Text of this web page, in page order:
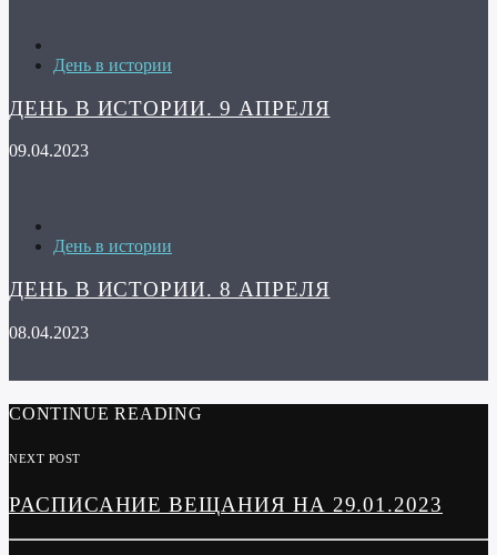
День в истории
ДЕНЬ В ИСТОРИИ. 9 АПРЕЛЯ
09.04.2023
День в истории
ДЕНЬ В ИСТОРИИ. 8 АПРЕЛЯ
08.04.2023
CONTINUE READING
NEXT POST
РАСПИСАНИЕ ВЕЩАНИЯ НА 29.01.2023